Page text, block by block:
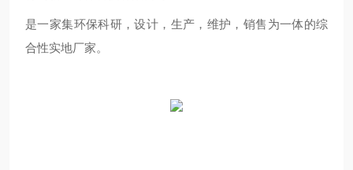
是一家集环保科研，设计，生产，维护，销售为一体的综
合性实地厂家。